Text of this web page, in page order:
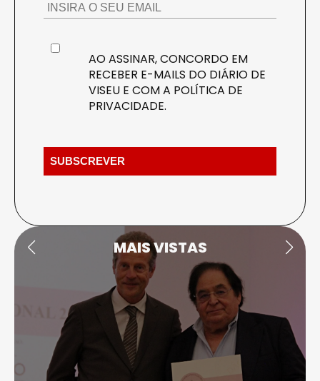
AO ASSINAR, CONCORDO EM
RECEBER E-MAILS DO DIÁRIO DE
VISEU E COM A POLÍTICA DE
PRIVACIDADE.
MAIS VISTAS